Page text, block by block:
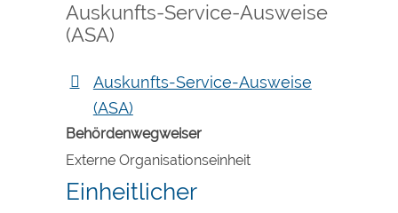
Auskunfts-Service-Ausweise
(ASA)
Auskunfts-Service-Ausweise
(ASA)
Behördenwegweiser
Externe Organisationseinheit
Einheitlicher